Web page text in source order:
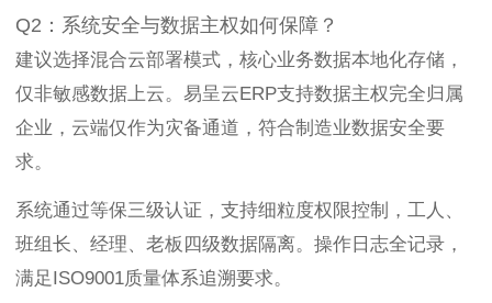
Q2：系统安全与数据主权如何保障？
建议选择混合云部署模式，核心业务数据本地化存储，
仅非敏感数据上云。易呈云ERP支持数据主权完全归属
企业，云端仅作为灾备通道，符合制造业数据安全要
求。
系统通过等保三级认证，支持细粒度权限控制，工人、
班组长、经理、老板四级数据隔离。操作日志全记录，
满足ISO9001质量体系追溯要求。